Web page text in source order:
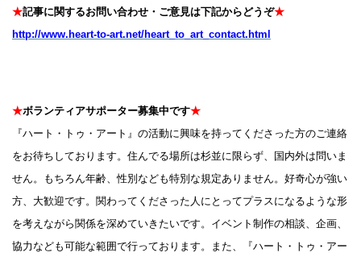
★記事に関するお問い合わせ・ご意見は下記からどうぞ★
http://www.heart-to-art.net/heart_to_art_contact.html
★ボランティアサポーター募集中です★
『ハート・トゥ・アート』の活動に興味を持ってくださった方のご連絡
をお待ちしております。住んでる場所は杉並に限らず、国内外は問いま
せん。もちろん年齢、性別なども特別な規定ありません。好奇心が強い
方、大歓迎です。関わってくださった人にとってプラスになるような形
を考えながら関係を深めていきたいです。イベント制作の相談、企画、
協力なども可能な範囲で行っております。また、『ハート・トゥ・アー